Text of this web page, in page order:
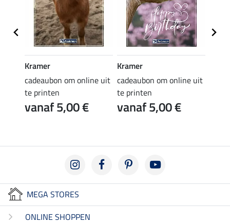
Kramer
cadeaubon om online uit
te printen
vanaf 5,00 €
Kramer
cadeaubon om online uit
te printen
vanaf 5,00 €
MEGA STORES
ONLINE SHOPPEN